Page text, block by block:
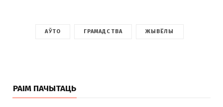
АЎТО ГРАМАДСТВА ЖЫВЁЛЫ
РАІМ ПАЧЫТАЦЬ